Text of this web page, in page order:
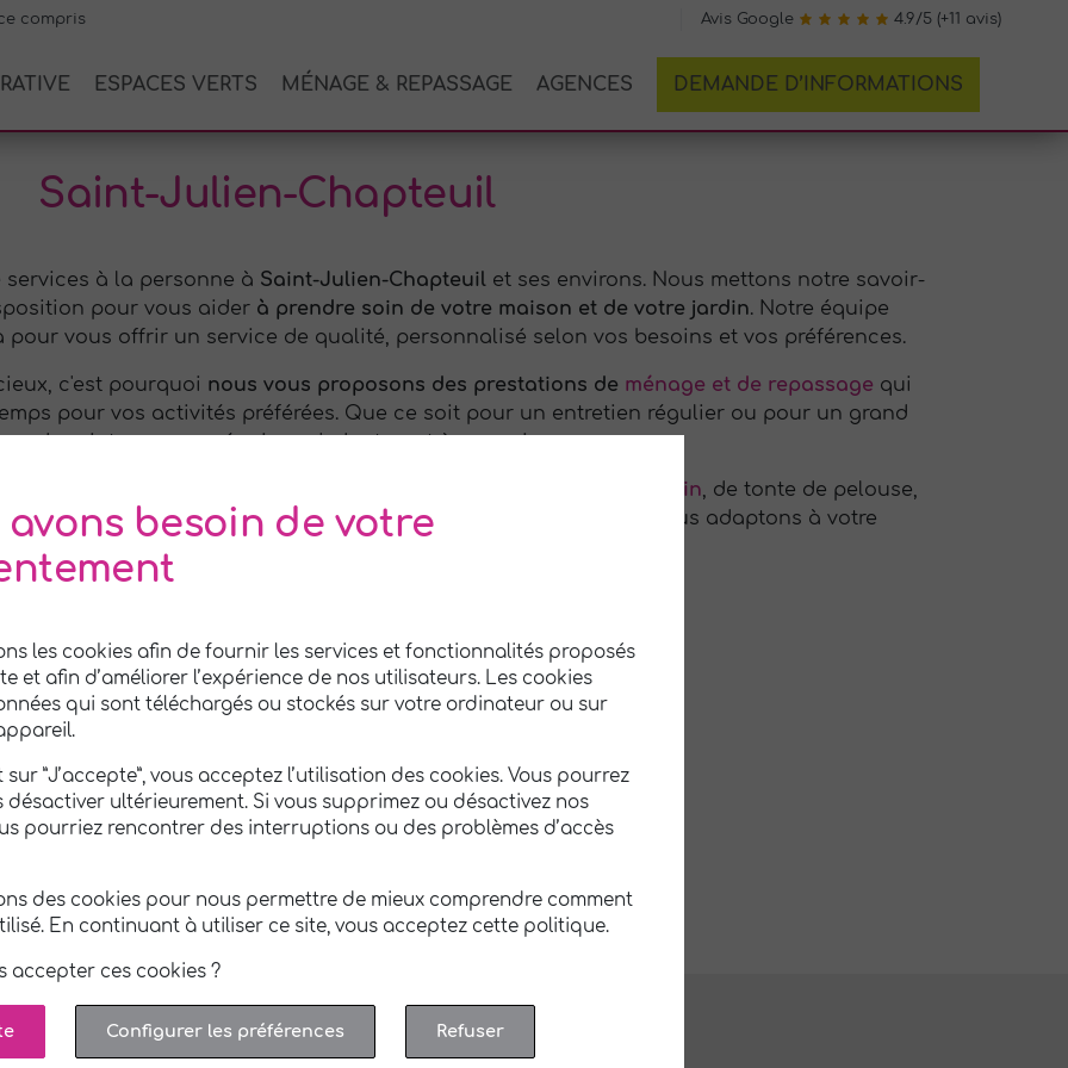
compris Avis Google 4.9/5 (+11 avis)
ESPACES VERTS MÉNAGE & REPASSAGE AGENCES DEMANDE D’INFORMATIONS
Saint-Julien-Chapteuil
services à la personne à Saint-Julien-Chapteuil et ses environs. Nous mettons notre savoir-
pour vous aider à prendre soin de votre maison et de votre jardin. Notre équipe
vous offrir un service de qualité, personnalisé selon vos besoins et vos préférences.
c'est pourquoi nous vous proposons des prestations de ménage et de repassage qui
pour vos activités préférées. Que ce soit pour un entretien régulier ou pour un grand
de printemps, nos équipes s'adapteront à vos exigences.
le jardinage et des services d'entretien de jardin, de tonte de pelouse,
Nous sommes à l'écoute de vos demandes et nous nous adaptons à votre
Voir l'agence
CONTACTER INFOS PRATIQUES
avons besoin de votre
les cookies afin de fournir les services et fonctionnalités proposés
et afin d’améliorer l’expérience de nos utilisateurs. Les cookies
qui sont téléchargés ou stockés sur votre ordinateur ou sur
”J’accepte”, vous acceptez l’utilisation des cookies. Vous pourrez
désactiver ultérieurement. Si vous supprimez ou désactivez nos
pourriez rencontrer des interruptions ou des problèmes d’accès
des cookies pour nous permettre de mieux comprendre comment
En continuant à utiliser ce site, vous acceptez cette politique.
accepter ces cookies ?
Configurer les préférences Refuser